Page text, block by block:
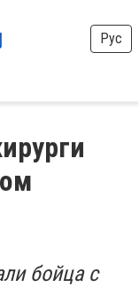
Рус
бойца с